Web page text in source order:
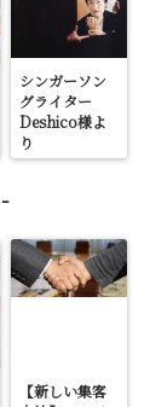
シンガーソン
グライター
Deshico様よ
り
-
【新しい集客